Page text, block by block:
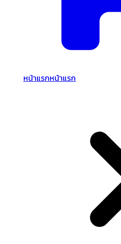
หน้าแรกหน้าแรก